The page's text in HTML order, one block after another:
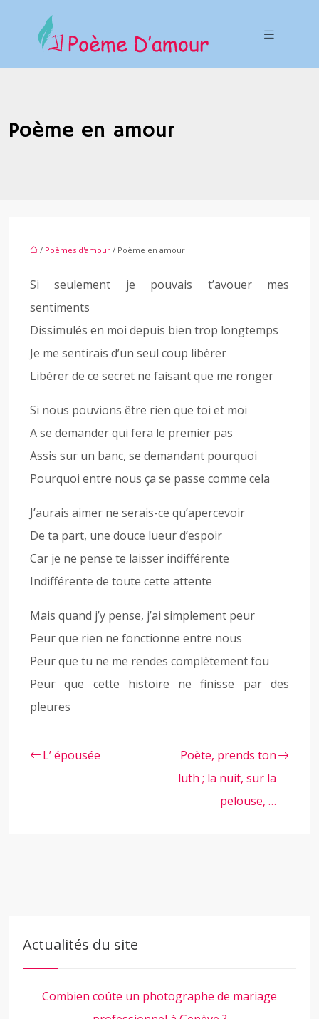
Poème en amour
/ Poèmes d'amour / Poème en amour
Si seulement je pouvais t’avouer mes
sentiments
Dissimulés en moi depuis bien trop longtemps
Je me sentirais d’un seul coup libérer
Libérer de ce secret ne faisant que me ronger
Si nous pouvions être rien que toi et moi
A se demander qui fera le premier pas
Assis sur un banc, se demandant pourquoi
Pourquoi entre nous ça se passe comme cela
J’aurais aimer ne serais-ce qu’apercevoir
De ta part, une douce lueur d’espoir
Car je ne pense te laisser indifférente
Indifférente de toute cette attente
Mais quand j’y pense, j’ai simplement peur
Peur que rien ne fonctionne entre nous
Peur que tu ne me rendes complètement fou
Peur que cette histoire ne finisse par des
pleures
L’ épousée
Poète, prends ton
luth ; la nuit, sur la
pelouse, …
Actualités du site
Combien coûte un photographe de mariage